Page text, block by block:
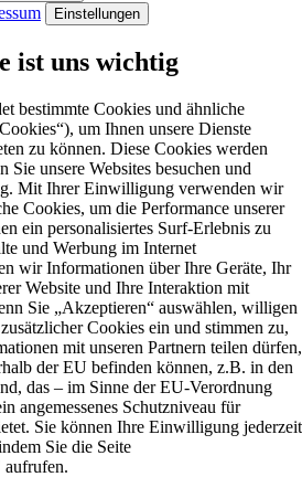
Einstellungen
ist uns wichtig
bestimmte Cookies und ähnliche
um Ihnen unsere Dienste
zu können. Diese Cookies werden
Sie unsere Websites besuchen und
Mit Ihrer Einwilligung verwenden wir
Cookies, um die Performance unserer
ein personalisiertes Surf-Erlebnis zu
und Werbung im Internet
wir Informationen über Ihre Geräte, Ihr
Website und Ihre Interaktion mit
Sie „Akzeptieren“ auswählen, willigen
Cookies ein und stimmen zu,
mit unseren Partnern teilen dürfen,
der EU befinden können, z.B. in den
das – im Sinne der EU-Verordnung
angemessenes Schutzniveau für
Sie können Ihre Einwilligung jederzeit
Sie die Seite
aufrufen.